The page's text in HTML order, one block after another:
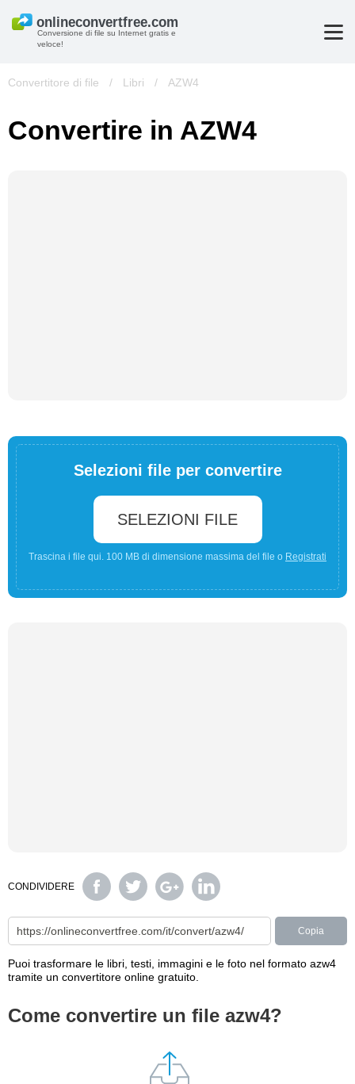
Conversione di file su Internet gratis e
veloce!
Convertitore di file / Libri / AZW4
Convertire in AZW4
Selezioni file per convertire
SELEZIONI FILE
Trascina i file qui. 100 MB di dimensione massima del file o Registrati
CONDIVIDERE
Copia
Puoi trasformare le libri, testi, immagini e le foto nel formato azw4
tramite un convertitore online gratuito.
Come convertire un file azw4?